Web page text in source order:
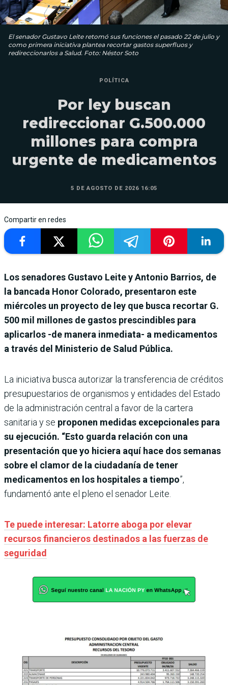
El senador Gustavo Leite retomó sus funciones el pasado 22 de julio y
como primera iniciativa plantea recortar gastos superfluos y
redireccionarlos a Salud. Foto: Néstor Soto
POLÍTICA
Por ley buscan
redireccionar G.500.000
millones para compra
urgente de medicamentos
5 DE AGOSTO DE 2026 16:05
Compartir en redes
Los senadores Gustavo Leite y Antonio Barrios, de
la bancada Honor Colorado, presentaron este
miércoles un proyecto de ley que busca recortar G.
500 mil millones de gastos prescindibles para
aplicarlos -de manera inmediata- a medicamentos
a través del Ministerio de Salud Pública.
La iniciativa busca autorizar la transferencia de créditos
presupuestarios de organismos y entidades del Estado
de la administración central a favor de la cartera
sanitaria y se proponen medidas excepcionales para
su ejecución. “Esto guarda relación con una
presentación que yo hiciera aquí hace dos semanas
sobre el clamor de la ciudadanía de tener
medicamentos en los hospitales a tiempo”,
fundamentó ante el pleno el senador Leite.
Te puede interesar: Latorre aboga por elevar
recursos financieros destinados a las fuerzas de
seguridad